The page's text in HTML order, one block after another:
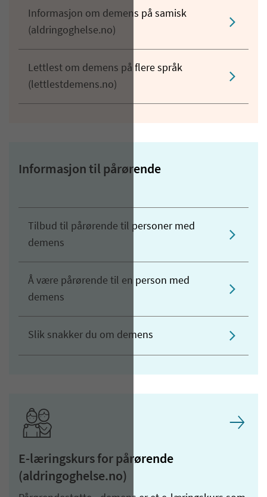
Informasjon om demens på samisk
(aldringoghelse.no)
Lettlest om demens på flere språk
(lettlestdemens.no)
Informasjon til pårørende
Tilbud til pårørende til personer med
demens
Å være pårørende til en person med
demens
Slik snakker du om demens
E-læringskurs for pårørende
(aldringoghelse.no)